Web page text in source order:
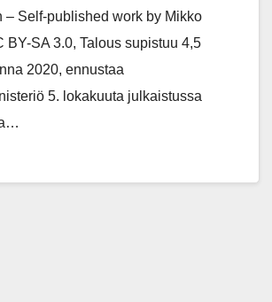
– Self-published work by Mikko
BY-SA 3.0, Talous supistuu 4,5
2020, ennustaa
5. lokakuuta julkaistussa